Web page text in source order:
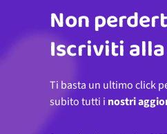
Indirizzo email
Non
Iscriviti
Ti basta un ultimo click
subito tutti i nostri